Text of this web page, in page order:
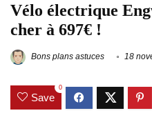
Vélo électrique
cher à 697€ !
Bons plans astuces 18
Save
0